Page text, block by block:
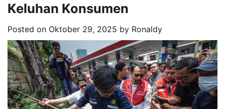
Keluhan Konsumen
Posted on Oktober 29, 2025 by Ronaldy